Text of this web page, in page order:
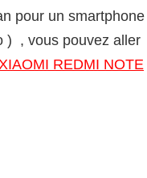
pour un smartphone
) , vous pouvez aller
XIAOMI REDMI NOTE